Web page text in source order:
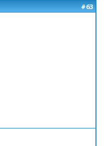
#63